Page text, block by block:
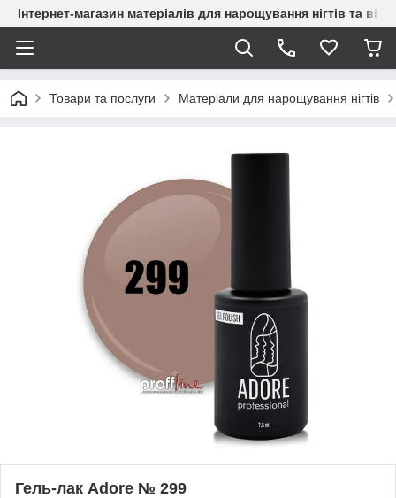
Інтернет-магазин матеріалів для нарощування нігтів та вій
Товари та послуги Матеріали для нарощування нігтів
Гель-лак Adore № 299